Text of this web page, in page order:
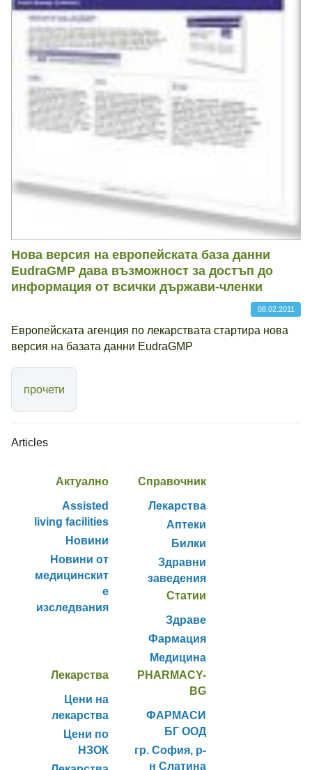
Нова версия на европейската база данни
EudraGMP дава възможност за достъп до
информация от всички държави-членки
08.02.2011
Европейската агенция по лекарствата стартира нова
версия на базата данни EudraGMP
прочети
Articles
Актуално
Assisted
living facilities
Новини
Новини от
медицинскит
е
изследвания
Справочник
Лекарства
Аптеки
Билки
Здравни
заведения
Статии
Здраве
Фармация
Медицина
Лекарства
Цени на
лекарства
Цени по
НЗОК
PHARMACY-
BG
ФАРМАСИ
БГ ООД
гр. София, р-
н Слатина